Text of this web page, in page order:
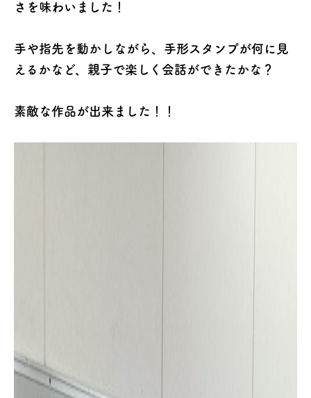
さを味わいました！
手や指先を動かしながら、手形スタンプが何に見
えるかなど、親子で楽しく会話ができたかな？
素敵な作品が出来ました！！